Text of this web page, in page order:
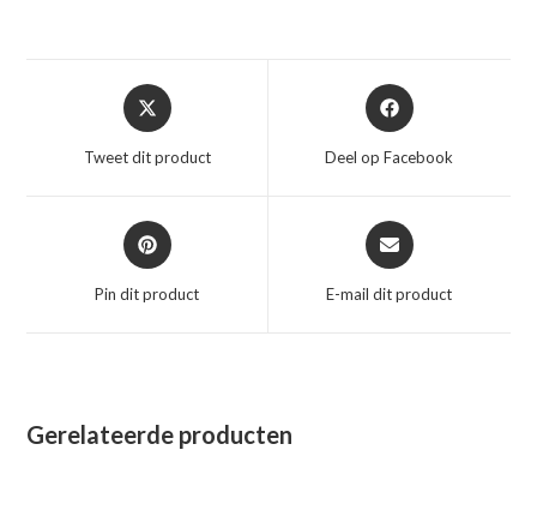
Opent
in
nieuw
Tweet dit product
Opent
in
nieuw
Deel op Facebook
Opent
in
nieuw
Pin dit product
Opent
in
nieuw
E-mail dit product
Gerelateerde producten